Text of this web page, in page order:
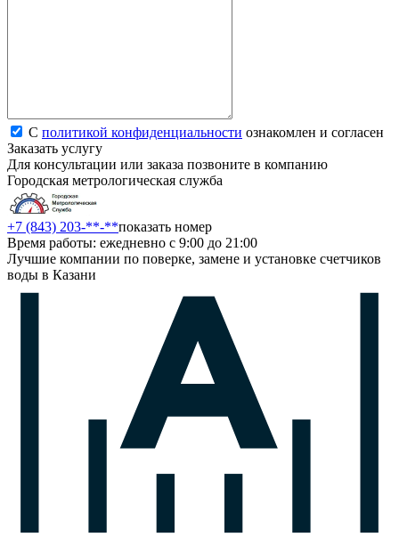
С политикой конфиденциальности ознакомлен и согласен
Заказать услугу
Для консультации или заказа позвоните в компанию
Городская метрологическая служба
+7 (843) 203-**-**показать номер
Время работы: ежедневно с 9:00 до 21:00
Лучшие компании по поверке, замене и установке счетчиков
воды в Казани